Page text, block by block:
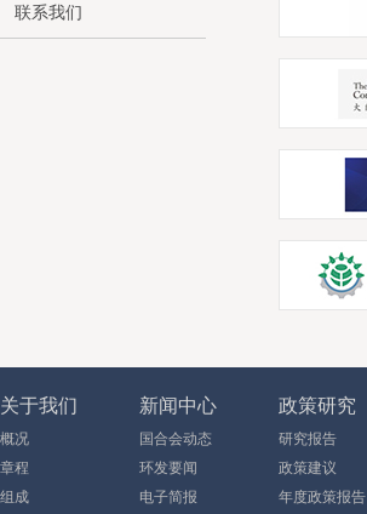
联系我们
关于我们
概况
章程
组成
新闻中心
国合会动态
环发要闻
电子简报
政策研究
研究报告
政策建议
年度政策报告